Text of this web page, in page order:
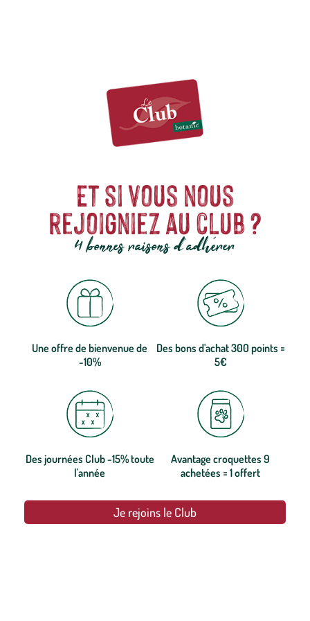
Et si vous nous
rejoigniez au club ?
4 bonnes raisons d'adhérer
Une offre de bienvenue de
-10%
Des bons d'achat 300 points =
5€
Des journées Club -15% toute
l'année
Avantage croquettes 9
achetées = 1 offert
Je rejoins le Club